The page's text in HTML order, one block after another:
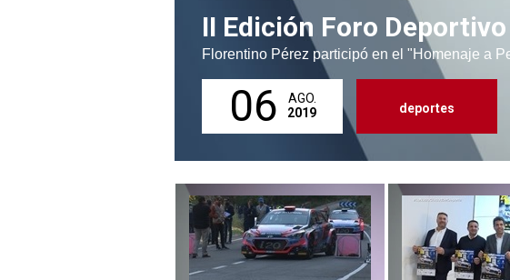
II Edición Foro
Florentino Pérez participó en el "Homenaje a
06
AGO.
2019
deportes